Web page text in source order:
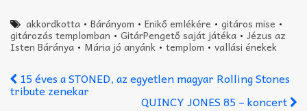
akkordkotta •Bárányom •Enikő emlékére •gitáros mise •
gitározás templomban • GitárPengető saját játéka • Jézus az
Isten Báránya • Mária jó anyánk • templom • vallási énekek
15 éves a STONED, az egyetlen magyar Rolling Stones
tribute zenekar
QUINCY JONES 85 – koncert